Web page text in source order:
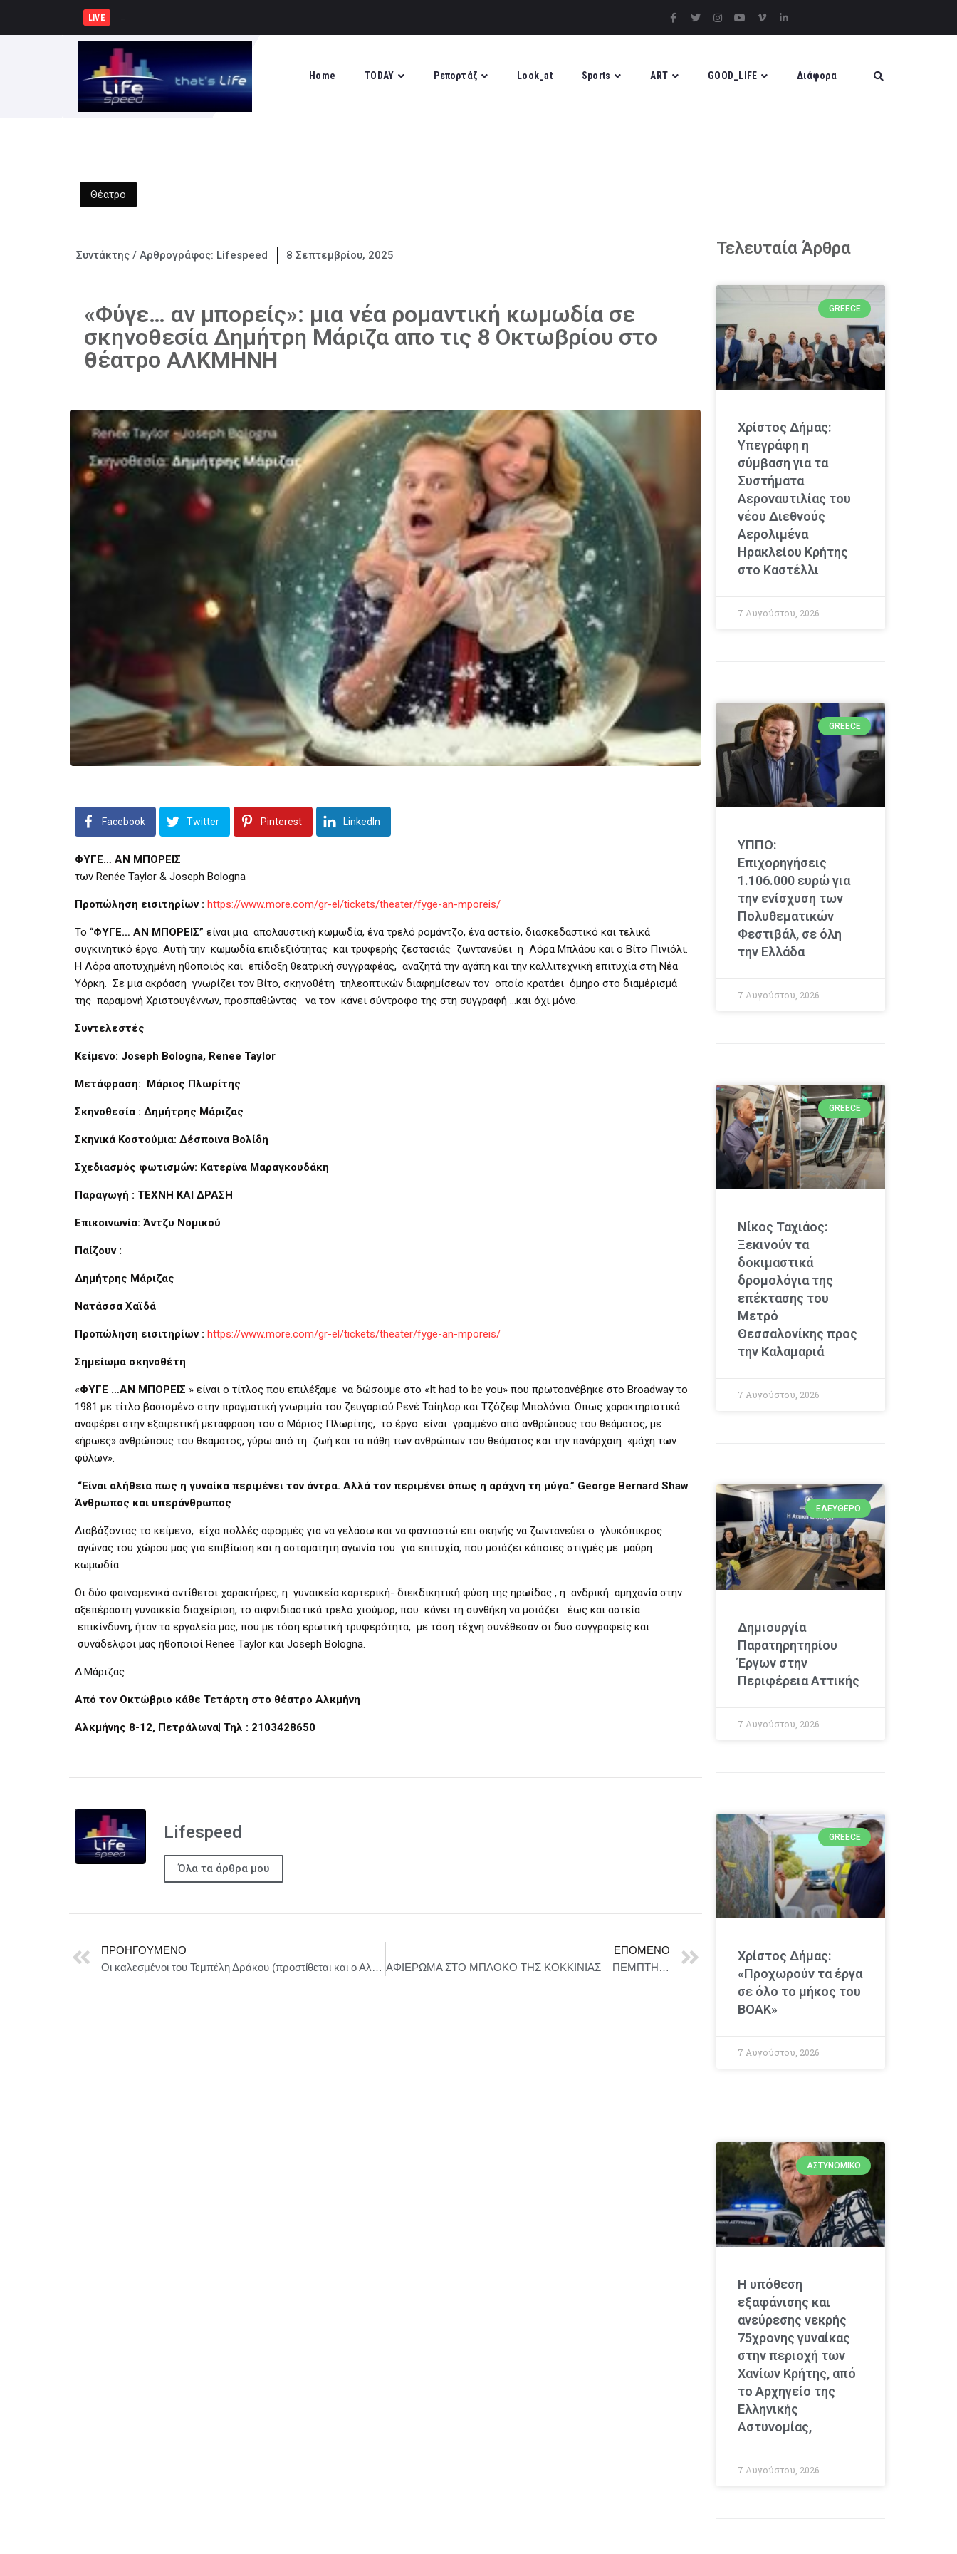
LIVE
Home TODAY Ρεπορτάζ Look_at Sports ART GOOD_LIFE Διάφορα
Θέατρο
Συντάκτης / Αρθρογράφος: Lifespeed 8 Σεπτεμβρίου, 2025
«Φύγε… αν μπορείς»: μια νέα ρομαντική κωμωδία σε
σκηνοθεσία Δημήτρη Μάριζα απο τις 8 Οκτωβρίου στο
θέατρο ΑΛΚΜΗΝΗ
Facebook Twitter Pinterest LinkedIn
ΦΥΓΕ… ΑΝ ΜΠΟΡΕΙΣ
των Renée Taylor & Joseph Bologna
Προπώληση εισιτηρίων : https://www.more.com/gr-el/tickets/theater/fyge-an-mporeis/
Το “ΦΥΓΕ… ΑΝ ΜΠΟΡΕΙΣ” είναι μια απολαυστική κωμωδία, ένα τρελό ρομάντζο, ένα αστείο, διασκεδαστικό και τελικά
συγκινητικό έργο. Αυτή την κωμωδία επιδεξιότητας και τρυφερής ζεστασιάς ζωντανεύει η Λόρα Μπλάου και ο Βίτο Πινιόλι.
Η Λόρα αποτυχημένη ηθοποιός και επίδοξη θεατρική συγγραφέας, αναζητά την αγάπη και την καλλιτεχνική επιτυχία στη Νέα
Υόρκη. Σε μια ακρόαση γνωρίζει τον Βίτο, σκηνοθέτη τηλεοπτικών διαφημίσεων τον οποίο κρατάει όμηρο στο διαμέρισμά
της παραμονή Χριστουγέννων, προσπαθώντας να τον κάνει σύντροφο της στη συγγραφή …και όχι μόνο.
Συντελεστές
Κείμενο: Joseph Bologna, Renee Taylor
Μετάφραση: Μάριος Πλωρίτης
Σκηνοθεσία : Δημήτρης Μάριζας
Σκηνικά Κοστούμια: Δέσποινα Βολίδη
Σχεδιασμός φωτισμών: Κατερίνα Μαραγκουδάκη
Παραγωγή : ΤΕΧΝΗ ΚΑΙ ΔΡΑΣΗ
Επικοινωνία: Άντζυ Νομικού
Παίζουν :
Δημήτρης Μάριζας
Νατάσσα Χαϊδά
Προπώληση εισιτηρίων : https://www.more.com/gr-el/tickets/theater/fyge-an-mporeis/
Σημείωμα σκηνοθέτη
«ΦΥΓΕ …ΑΝ ΜΠΟΡΕΙΣ » είναι ο τίτλος που επιλέξαμε να δώσουμε στο «It had to be you» που πρωτοανέβηκε στο Broadway το
1981 με τίτλο βασισμένο στην πραγματική γνωριμία του ζευγαριού Ρενέ Ταίηλορ και Τζόζεφ Μπολόνια. Όπως χαρακτηριστικά
αναφέρει στην εξαιρετική μετάφραση του ο Μάριος Πλωρίτης, το έργο είναι γραμμένο από ανθρώπους του θεάματος, με
«ήρωες» ανθρώπους του θεάματος, γύρω από τη ζωή και τα πάθη των ανθρώπων του θεάματος και την πανάρχαιη «μάχη των
φύλων».
“Είναι αλήθεια πως η γυναίκα περιμένει τον άντρα. Αλλά τον περιμένει όπως η αράχνη τη μύγα.” George Bernard Shaw
Άνθρωπος και υπεράνθρωπος
Διαβάζοντας το κείμενο, είχα πολλές αφορμές για να γελάσω και να φανταστώ επι σκηνής να ζωντανεύει ο γλυκόπικρος
αγώνας του χώρου μας για επιβίωση και η ασταμάτητη αγωνία του για επιτυχία, που μοιάζει κάποιες στιγμές με μαύρη
κωμωδία.
Οι δύο φαινομενικά αντίθετοι χαρακτήρες, η γυναικεία καρτερική- διεκδικητική φύση της ηρωίδας , η ανδρική αμηχανία στην
αξεπέραστη γυναικεία διαχείριση, το αιφνιδιαστικά τρελό χιούμορ, που κάνει τη συνθήκη να μοιάζει έως και αστεία
επικίνδυνη, ήταν τα εργαλεία μας, που με τόση ερωτική τρυφερότητα, με τόση τέχνη συνέθεσαν οι δυο συγγραφείς και
συνάδελφοι μας ηθοποιοί Renee Taylor και Joseph Bologna.
Δ.Μάριζας
Από τον Οκτώβριο κάθε Τετάρτη στο θέατρο Αλκμήνη
Αλκμήνης 8-12, Πετράλωνα| Τηλ : 2103428650
Lifespeed
Όλα τα άρθρα μου
ΠΡΟΗΓΟΎΜΕΝΟ
Οι καλεσμένοι του Τεμπέλη Δράκου (προστίθεται και ο Αλκίνοος Ιωαννίδης) – Πέμπτη 11 Σεπτεμβρίου / Ωδείο Ηρώδου Αττικού
ΕΠΌΜΕΝΟ
ΑΦΙΕΡΩΜΑ ΣΤΟ ΜΠΛΟΚΟ ΤΗΣ ΚΟΚΚΙΝΙΑΣ – ΠΕΜΠΤΗ 11 ΣΕΠΤΕΜΒΡΙΟΥ
Τελευταία Άρθρα
GREECE
Χρίστος Δήμας:
Υπεγράφη η
σύμβαση για τα
Συστήματα
Αεροναυτιλίας του
νέου Διεθνούς
Αερολιμένα
Ηρακλείου Κρήτης
στο Καστέλλι
7 Αυγούστου, 2026
GREECE
ΥΠΠΟ:
Επιχορηγήσεις
1.106.000 ευρώ για
την ενίσχυση των
Πολυθεματικών
Φεστιβάλ, σε όλη
την Ελλάδα
7 Αυγούστου, 2026
GREECE
Νίκος Ταχιάος:
Ξεκινούν τα
δοκιμαστικά
δρομολόγια της
επέκτασης του
Μετρό
Θεσσαλονίκης προς
την Καλαμαριά
7 Αυγούστου, 2026
ΕΛΕΎΘΕΡΟ
Δημιουργία
Παρατηρητηρίου
Έργων στην
Περιφέρεια Αττικής
7 Αυγούστου, 2026
GREECE
Χρίστος Δήμας:
«Προχωρούν τα έργα
σε όλο το μήκος του
ΒΟΑΚ»
7 Αυγούστου, 2026
ΑΣΤΥΝΟΜΙΚΌ
Η υπόθεση
εξαφάνισης και
ανεύρεσης νεκρής
75χρονης γυναίκας
στην περιοχή των
Χανίων Κρήτης, από
το Αρχηγείο της
Ελληνικής
Αστυνομίας,
7 Αυγούστου, 2026